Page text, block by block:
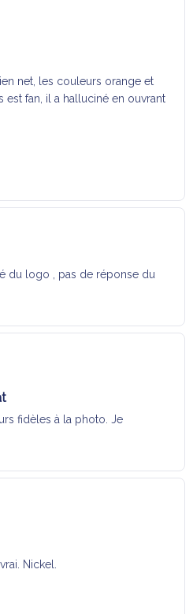
net, les couleurs orange et
est fan, il a halluciné en ouvrant
du logo , pas de réponse du
fidèles à la photo. Je
Nickel.